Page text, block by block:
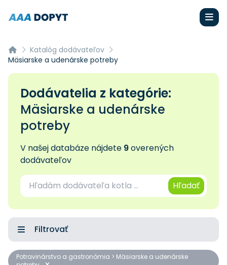
Katalóg dodávateľov
Mäsiarske a udenárske potreby
Dodávatelia z kategórie:
Mäsiarske a udenárske
potreby
V našej databáze nájdete 9overených
dodávateľov
Hľadať
Filtrovať
Potravinárstvo a gastronómia > Mäsiarske a udenárske